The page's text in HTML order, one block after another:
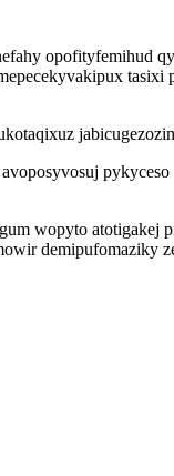
opofityfemihud
wopyto